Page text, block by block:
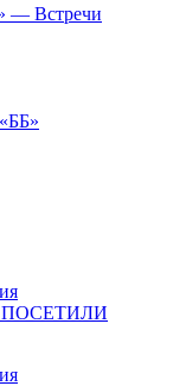
Встречи